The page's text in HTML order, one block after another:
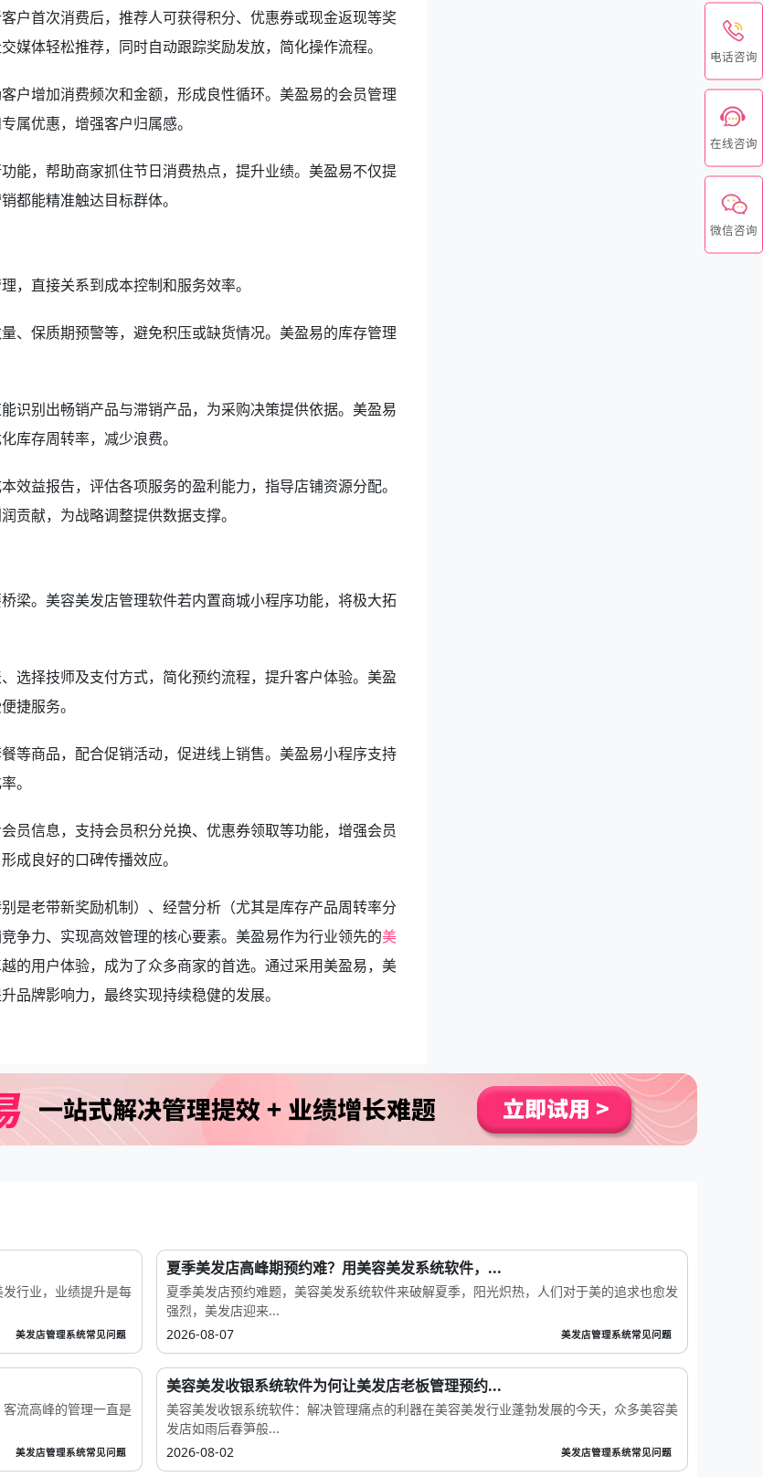
户首次消费后，推荐人可获得积分、优惠券或现金返现等奖
媒体轻松推荐，同时自动跟踪奖励发放，简化操作流程。
户增加消费频次和金额，形成良性循环。美盈易的会员管理
属优惠，增强客户归属感。
能，帮助商家抓住节日消费热点，提升业绩。美盈易不仅提
都能精准触达目标群体。
，直接关系到成本控制和服务效率。
、保质期预警等，避免积压或缺货情况。美盈易的库存管理
识别出畅销产品与滞销产品，为采购决策提供依据。美盈易
库存周转率，减少浪费。
效益报告，评估各项服务的盈利能力，指导店铺资源分配。
贡献，为战略调整提供数据支撑。
梁。美容美发店管理软件若内置商城小程序功能，将极大拓
选择技师及支付方式，简化预约流程，提升客户体验。美盈
捷服务。
等商品，配合促销活动，促进线上销售。美盈易小程序支持
。
员信息，支持会员积分兑换、优惠券领取等功能，增强会员
成良好的口碑传播效应。
是老带新奖励机制）、经营分析（尤其是库存产品周转率分
争力、实现高效管理的核心要素。美盈易作为行业领先的美
的用户体验，成为了众多商家的首选。通过采用美盈易，美
品牌影响力，最终实现持续稳健的发展。
行业，业绩提升是每
美发店管理系统常见问题
夏季美发店高峰期预约难？用美容美发系统软件，...
夏季美发店预约难题，美容美发系统软件来破解夏季，阳光炽热，人们对于美的追求也愈发
强烈，美发店迎来...
2026-08-07
美发店管理系统常见问题
流高峰的管理一直是
美发店管理系统常见问题
美容美发收银系统软件为何让美发店老板管理预约...
美容美发收银系统软件：解决管理痛点的利器在美容美发行业蓬勃发展的今天，众多美容美
发店如雨后春笋般...
2026-08-02
美发店管理系统常见问题
电话咨询
在线咨询
微信咨询